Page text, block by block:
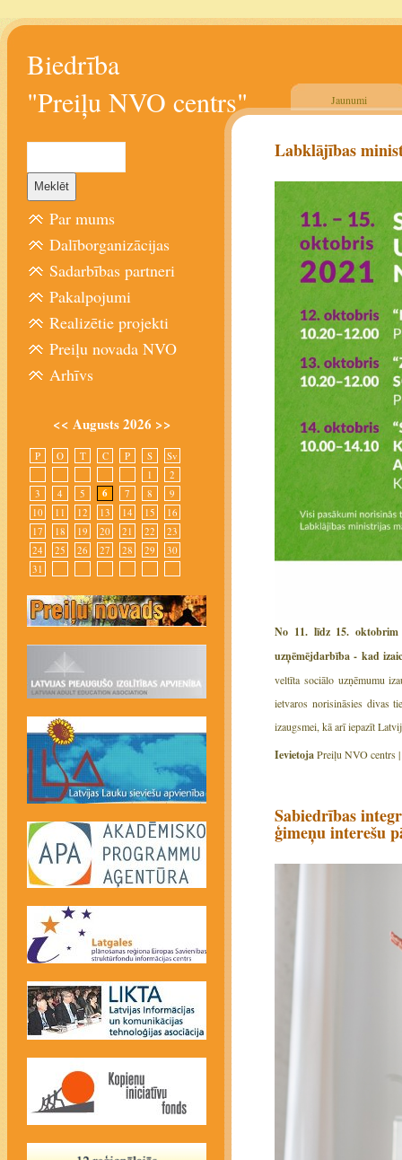
Biedrība
"Preiļu NVO centrs"
Jaunumi
Labklājības
No 11. līdz 15. oktobrim
uzņēmējdarbība - kad
veltīta sociālo uzņēmumu
ietvaros norisināsies divas
izaugsmei, kā arī iepazīt
IevietojaPreiļu NVO centrs |
Sabiedrības
ģimeņu interešu
Par mums
Dalīborganizācijas
Sadarbības partneri
Pakalpojumi
Realizētie projekti
Preiļu novada NVO
Arhīvs
<< Augusts 2026 >>
P O T C P S
Sv
1
2
3
4 5 6 7 8
9
10
11 12 13 14 15
16
17
18 19 20 21 22
23
24
25 26 27 28 29
30
31